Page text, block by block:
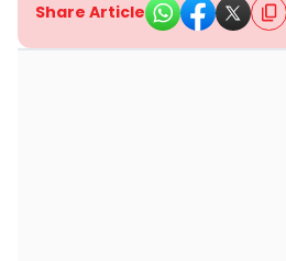
Share Article